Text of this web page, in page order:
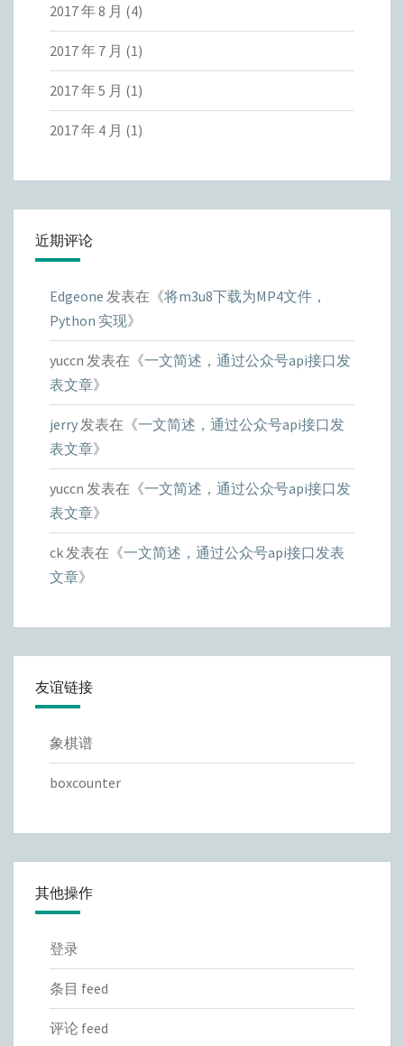
2017 年 8 月 (4)
2017 年 7 月 (1)
2017 年 5 月 (1)
2017 年 4 月 (1)
近期评论
Edgeone 发表在《将m3u8下载为MP4文件，
Python 实现》
yuccn 发表在《一文简述，通过公众号api接口发
表文章》
jerry 发表在《一文简述，通过公众号api接口发
表文章》
yuccn 发表在《一文简述，通过公众号api接口发
表文章》
ck 发表在《一文简述，通过公众号api接口发表
文章》
友谊链接
象棋谱
boxcounter
其他操作
登录
条目 feed
评论 feed